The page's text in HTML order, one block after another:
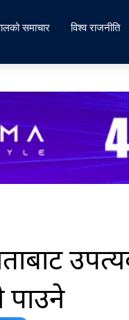
समाचार विश्व राजनीति
पाउने